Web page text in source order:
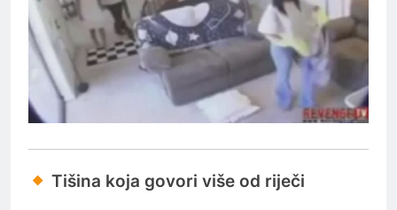
Tišina koja govori više od riječi